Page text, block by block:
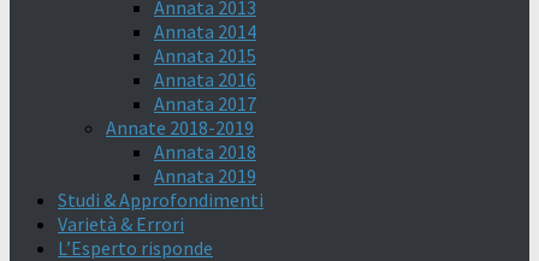
Annata 2013
Annata 2014
Annata 2015
Annata 2016
Annata 2017
Annate 2018-2019
Annata 2018
Annata 2019
Studi & Approfondimenti
Varietà & Errori
L’Esperto risponde